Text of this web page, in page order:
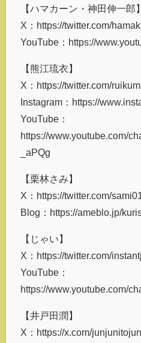
【ハマカーン・神田伸一郎】
X：https://twitter.com/
YouTube：https://
【熊江琉衣】
X：https://twitter.com/
Instagram：https://
YouTube：
https://www.youtube.com/
_aPQg
【栗林さみ】
X：https://twitter.com/
Blog：https://ameblo.jp/
【じゃい】
X：https://twitter.com/
YouTube：
https://www.youtube.com/
【井戸田潤】
X：https://x.com/junjunitojun